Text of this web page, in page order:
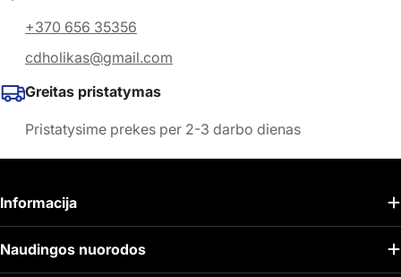
+370 656 35356
cdholikas@gmail.com
Greitas pristatymas
Pristatysime prekes per 2-3 darbo dienas
Informacija
Naudingos nuorodos